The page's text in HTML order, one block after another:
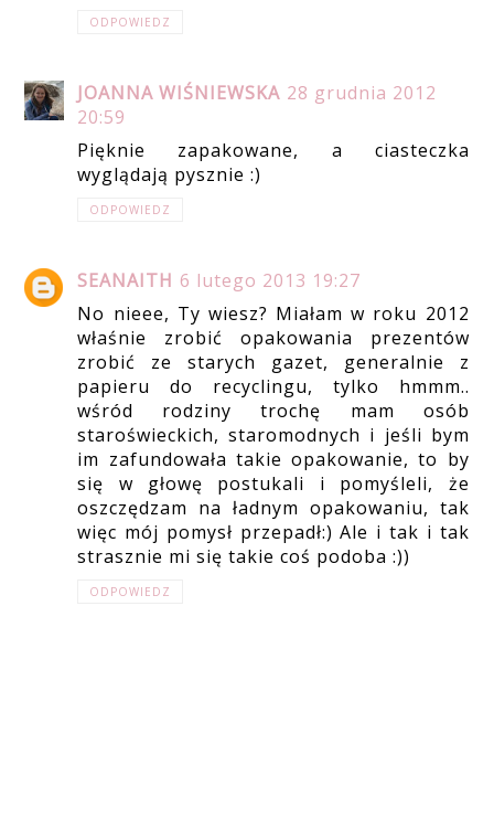
ODPOWIEDZ
JOANNA WIŚNIEWSKA 28 grudnia 2012
20:59
Pięknie zapakowane, a ciasteczka
wyglądają pysznie :)
ODPOWIEDZ
SEANAITH 6 lutego 2013 19:27
No nieee, Ty wiesz? Miałam w roku 2012
właśnie zrobić opakowania prezentów
zrobić ze starych gazet, generalnie z
papieru do recyclingu, tylko hmmm..
wśród rodziny trochę mam osób
staroświeckich, staromodnych i jeśli bym
im zafundowała takie opakowanie, to by
się w głowę postukali i pomyśleli, że
oszczędzam na ładnym opakowaniu, tak
więc mój pomysł przepadł:) Ale i tak i tak
strasznie mi się takie coś podoba :))
ODPOWIEDZ